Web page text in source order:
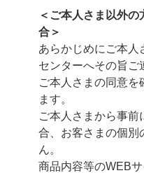
＜ご本人さま以外
合＞
あらかじめにご本人
センターへその旨ご
ご本人さまの同意を
ます。
ご本人さまから事
合、お客さまの個別
ん。
商品内容等のWEB